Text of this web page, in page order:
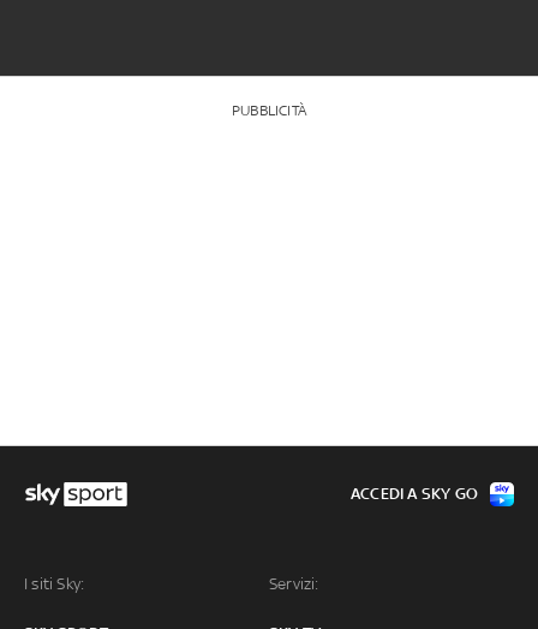
PUBBLICITÀ
I siti Sky: Servizi:
ACCEDI A SKY GO